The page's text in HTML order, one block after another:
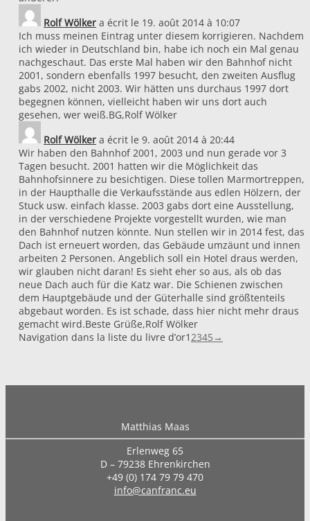
Rolf Wölker a écrit le 19. août 2014 à 10:07
Ich muss meinen Eintrag unter diesem korrigieren. Nachdem
ich wieder in Deutschland bin, habe ich noch ein Mal genau
nachgeschaut. Das erste Mal haben wir den Bahnhof nicht
2001, sondern ebenfalls 1997 besucht, den zweiten Ausflug
gabs 2002, nicht 2003. Wir hätten uns durchaus 1997 dort
begegnen können, vielleicht haben wir uns dort auch
gesehen, wer weiß.BG,Rolf Wölker
Rolf Wölker a écrit le 9. août 2014 à 20:44
Wir haben den Bahnhof 2001, 2003 und nun gerade vor 3
Tagen besucht. 2001 hatten wir die Möglichkeit das
Bahnhofsinnere zu besichtigen. Diese tollen Marmortreppen,
in der Haupthalle die Verkaufsstände aus edlen Hölzern, der
Stuck usw. einfach klasse. 2003 gabs dort eine Ausstellung,
in der verschiedene Projekte vorgestellt wurden, wie man
den Bahnhof nutzen könnte. Nun stellen wir in 2014 fest, das
Dach ist erneuert worden, das Gebäude umzäunt und innen
arbeiten 2 Personen. Angeblich soll ein Hotel draus werden,
wir glauben nicht daran! Es sieht eher so aus, als ob das
neue Dach auch für die Katz war. Die Schienen zwischen
dem Hauptgebäude und der Güterhalle sind größtenteils
abgebaut worden. Es ist schade, dass hier nicht mehr draus
gemacht wird.Beste Grüße,Rolf Wölker
Navigation dans la liste du livre d’or12345 →
Matthias Maas
Erlenweg 65
D – 79238 Ehrenkirchen
+49 (0) 174 79 79 470
info@canfranc.eu